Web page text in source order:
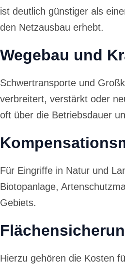
ist deutlich günstiger als
den Netzausbau erhebt.
Wegebau und
Schwertransporte und
verbreitert, verstärkt oder
oft über die Betriebsdauer
Für Eingriffe in Natur und
Biotopanlage,
Gebiets.
Hierzu gehören die Kosten